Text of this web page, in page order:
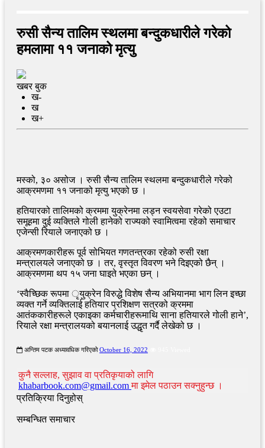
रुसी सैन्य तालिम स्थलमा बन्दुकधारीले गरेको
हमलामा ११ जनाको मृत्यु
खबर बुक
ख-
ख
ख+
मस्को, ३० असोज । रुसी सैन्य तालिम स्थलमा बन्दुकधारीले गरेको
आक्रमणमा ११ जनाको मृत्यु भएको छ ।
हतियारको तालिमको क्रममा युक्रेनमा लड्न स्वयसेवा गरेको एउटा
समूहमा दुई व्यक्तिले गोली हानेको राज्यको स्वामित्वमा रहेको समाचार
एजेन्सी रियाले जनाएको छ ।
आक्रमणकारीहरू पूर्व सोभियत गणतन्त्रका रहेको रुसी रक्षा
मन्त्रालयले जनाएको छ । तर, वृस्तृत विवरण भने दिइएको छैन् ।
आक्रमणमा थप १५ जना घाइते भएका छन् ।
‘स्वैच्छिक रूपमा ृयुक्रेन विरुद्धे विशेष सैन्य अभियानमा भाग लिन इच्छा
व्यक्त गर्ने व्यक्तिलाई हतियार प्रशिक्षण सत्रको क्रममा
आतंककारीहरूले एकाइका कर्मचारीहरूमाथि साना हतियारले गोली हाने’,
रियाले रक्षा मन्त्रालयको बयानलाई उद्धृत गर्दै लेखेको छ ।
अन्तिम पटक अध्यावधिक गरिएको October 16, 2022
कुनै सल्लाह, सुझाव वा प्रतिकृयाको लागि
khabarbook.com@gmail.comमा इमेल पठाउन सक्नुहुन्छ ।
प्रतिक्रिया दिनुहोस्
सम्बन्धित समाचार